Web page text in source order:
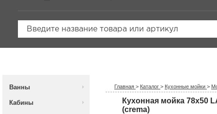
Введите название товара или артикул
Ванны
Кабины
Главная > Каталог > Кухонные мойки >
Кухонная мойка 78x50
(crema)